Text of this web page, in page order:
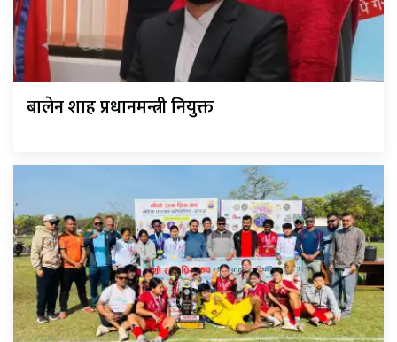
बालेन शाह प्रधानमन्त्री नियुक्त